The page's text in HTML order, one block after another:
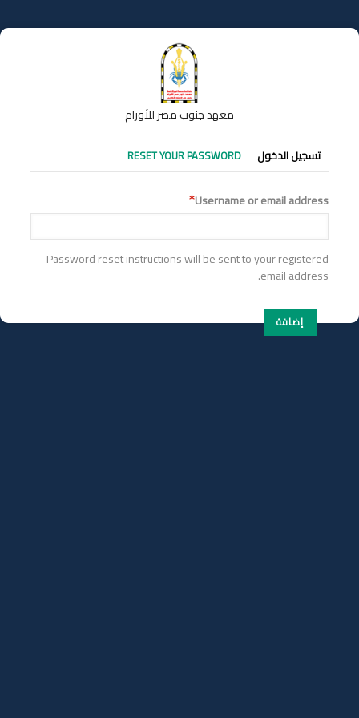
إلى
المحتوى
معهد جنوب مصر للأورام
التبويبات
الأساسية
تسجيل الدخول RESET YOUR PASSWORD
Username or email address
Password reset instructions will be sent to your registered
email address.